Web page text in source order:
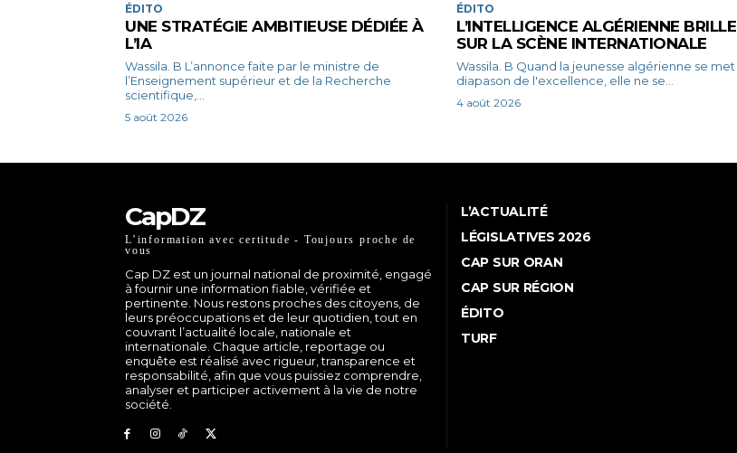
ÉDITO
UNE STRATÉGIE AMBITIEUSE DÉDIÉE À
L’IA
Wassila. B L’annonce faite par le ministre de
l’Enseignement supérieur et de la Recherche
scientifique,...
5 août 2026
ÉDITO
L’INTELLIGENCE ALGÉRIENNE BRILLE
SUR LA SCÈNE INTERNATIONALE
Wassila. B Quand la jeunesse algérienne se met au
diapason de l'excellence, elle ne se...
4 août 2026
CapDZ
L’information avec certitude - Toujours proche de
vous
Cap DZ est un journal national de proximité, engagé
à fournir une information fiable, vérifiée et
pertinente. Nous restons proches des citoyens, de
leurs préoccupations et de leur quotidien, tout en
couvrant l’actualité locale, nationale et
internationale. Chaque article, reportage ou
enquête est réalisé avec rigueur, transparence et
responsabilité, afin que vous puissiez comprendre,
analyser et participer activement à la vie de notre
société.
L’ACTUALITÉ
LÉGISLATIVES 2026
CAP SUR ORAN
CAP SUR RÉGION
ÉDITO
TURF